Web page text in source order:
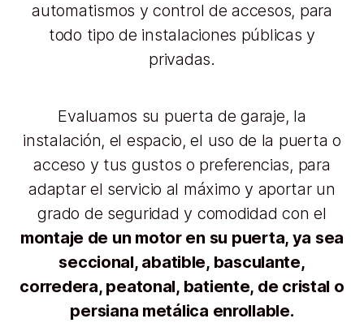
automatismos y control de accesos, para
todo tipo de instalaciones públicas y
privadas.
Evaluamos su puerta de garaje, la
instalación, el espacio, el uso de la puerta o
acceso y tus gustos o preferencias, para
adaptar el servicio al máximo y aportar un
grado de seguridad y comodidad con el
montaje de un motor en su puerta, ya sea
seccional, abatible, basculante,
corredera, peatonal, batiente, de cristal o
persiana metálica enrollable.